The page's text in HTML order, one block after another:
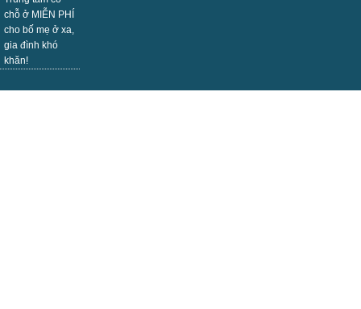
chỗ ở MIỄN PHÍ
cho bố mẹ ở xa,
gia đình khó
khăn!